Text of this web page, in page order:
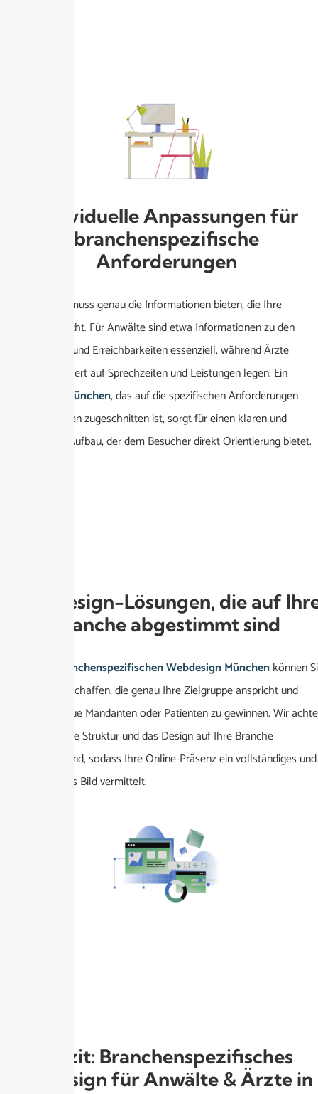
Individuelle Anpassungen für
branchenspezifische
Anforderungen
Eine Website muss genau die Informationen bieten, die Ihre
Zielgruppe sucht. Für Anwälte sind etwa Informationen zu den
Fachgebieten und Erreichbarkeiten essenziell, während Ärzte
besonderen Wert auf Sprechzeiten und Leistungen legen. Ein
Webdesign München,das auf die spezifischen Anforderungen
dieser Branchen zugeschnitten ist, sorgt für einen klaren und
informativen Aufbau, der dem Besucher direkt Orientierung bietet.
Webdesign-Lösungen, die auf
Branche abgestimmt sind
branchenspezifischen Webdesign Münchenkönnen
eine Website schaffen, die genau Ihre Zielgruppe anspricht und
Ihnen hilft, neue Mandanten oder Patienten zu gewinnen. Wir
darauf, dass die Struktur und das Design auf Ihre Branche
abgestimmt sind, sodass Ihre Online-Präsenz ein vollständiges und
überzeugendes Bild vermittelt.
Fazit: Branchenspezifisches
Webdesign für Anwälte & Ärzte in